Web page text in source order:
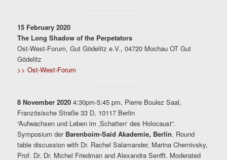
15 February 2020
The Long Shadow of the Perpetators
Ost-West-Forum, Gut Gödelitz e.V., 04720 Mochau OT Gut
Gödelitz
>> Ost-West-Forum
8 November 2020 4:30pm-5:45 pm, Pierre Boulez Saal,
Französische Straße 33 D, 10117 Berlin
“Aufwachsen und Leben im ‚Schatten‘ des Holocaust“.
Symposium der Barenboim-Said Akademie, Berlin. Round
table discussion with Dr. Rachel Salamander, Marina Chernivsky,
Prof. Dr. Dr. Michel Friedman and Alexandra Senfft. Moderated